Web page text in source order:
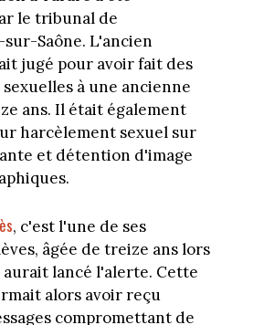
le tribunal de
Saône. L'ancien
jugé pour avoir fait des
à une ancienne
ans. Il était également
harcèlement sexuel sur
et détention d'image
, c'est l'une de ses
âgée de treize ans lors
aurait lancé l'alerte. Cette
alors avoir reçu
compromettant de